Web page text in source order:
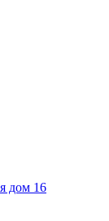
дом 16